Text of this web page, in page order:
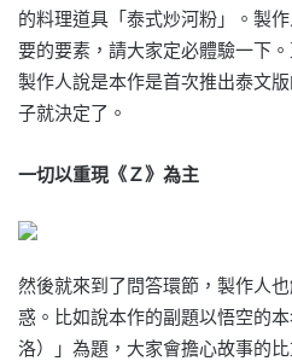
的料理道具「泰式炒河粉」。製
要的要素，請大家定必體驗一下
製作人說是本作是首次推出泰文
子就決定了。
一切以重現《Ｚ》為主
然後就來到了問答環節，製作人
惑。比如說本作的副題以悟空的
洛）」為題，大家會擔心故事的